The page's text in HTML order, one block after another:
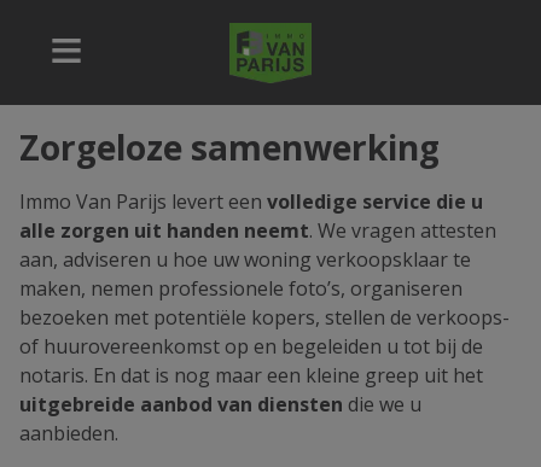
Zorgeloze samenwerking
Immo Van Parijs levert een volledige service die u
alle zorgen uit handen neemt. We vragen attesten
aan, adviseren u hoe uw woning verkoopsklaar te
maken, nemen professionele foto’s, organiseren
bezoeken met potentiële kopers, stellen de verkoops-
of huurovereenkomst op en begeleiden u tot bij de
notaris. En dat is nog maar een kleine greep uit het
uitgebreide aanbod van diensten die we u
aanbieden.